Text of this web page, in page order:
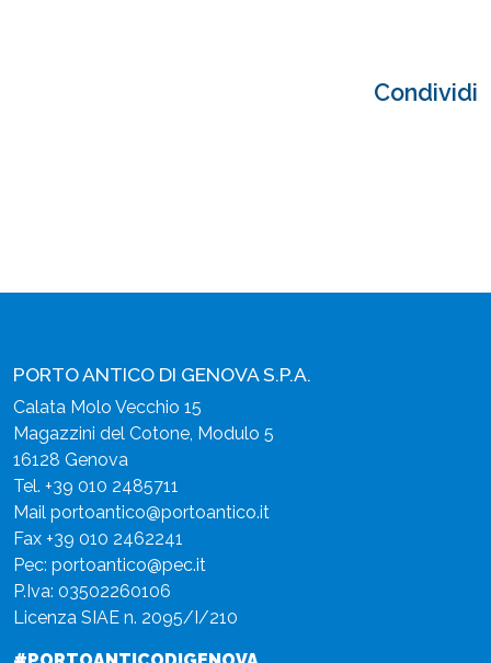
Condividi
PORTO ANTICO DI GENOVA S.P.A.
Calata Molo Vecchio 15
Magazzini del Cotone, Modulo 5
16128 Genova
Tel. +39 010 2485711
Mail portoantico@portoantico.it
Fax +39 010 2462241
Pec: portoantico@pec.it
P.Iva: 03502260106
Licenza SIAE n. 2095/I/210